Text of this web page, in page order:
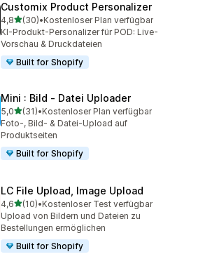
Customix Product Personalizer
4,8von 5 Sternen
(30)
30 Rezensionen insgesamt
•Kostenloser Plan verfügbar
KI-Produkt-Personalizer für POD: Live-
Vorschau & Druckdateien
Built for Shopify
Mini : Bild ‑ Datei Uploader
5,0von 5 Sternen
(31)
31 Rezensionen insgesamt
•Kostenloser Plan verfügbar
Foto-, Bild- & Datei-Upload auf
Produktseiten
Built for Shopify
LC File Upload, Image Upload
4,6von 5 Sternen
(10)
10 Rezensionen insgesamt
•Kostenloser Test verfügbar
Upload von Bildern und Dateien zu
Bestellungen ermöglichen
Built for Shopify